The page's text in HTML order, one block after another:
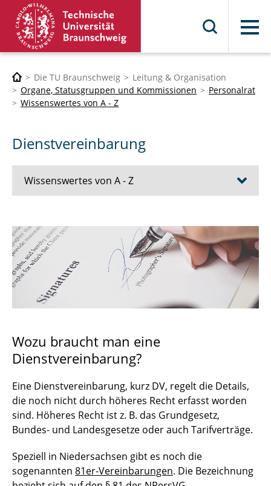
Menü
Die TU Braunschweig
Leitung & Organisation
Organe, Statusgruppen und Kommissionen
Personalrat
Wissenswertes von A - Z
Dienstvereinbarung
Wissenswertes von A - Z
Arbeiten nachts und am Wochenende
Arbeitsbefreiung
Arbeitssuchend und Arbeitslosmeldung
Arbeitszeit
Arbeitszeugnis
Arztbesuch
Ausbilder:innenschein
Beendigung des Arbeitsverhältnisses wegen
Renteneintritt
Wozu braucht man eine
Dienstvereinbarung?
Eine Dienstvereinbarung, kurz DV, regelt die Details,
die noch nicht durch höheres Recht erfasst worden
sind. Höheres Recht ist z. B. das Grundgesetz,
Bundes- und Landesgesetze oder auch Tarifverträge.
Speziell in Niedersachsen gibt es noch die
sogenannten 81er-Vereinbarungen. Die Bezeichnung